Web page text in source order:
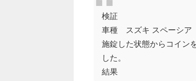
検証
車種 スズキ スペーシア
施錠した状態からコイン
した。
結果